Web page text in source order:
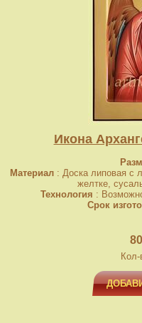
Икона
Материал: Доска липовая с
желтке,
Технология :
Срок
Кол-